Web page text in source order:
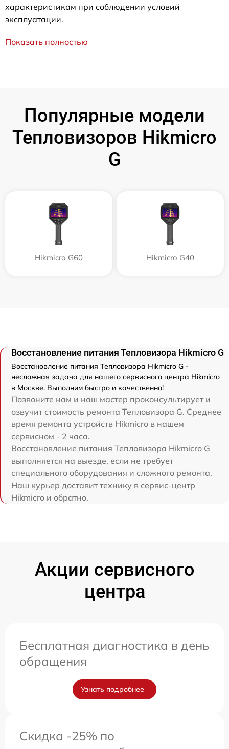
характеристикам при соблюдении условий
эксплуатации.
Показать полностью
Популярные модели
Тепловизоров Hikmicro
G
Hikmicro G60 Hikmicro G40
Восстановление питания Тепловизора Hikmicro G
Восстановление питания Тепловизора Hikmicro G -
несложная задача для нашего сервисного центра Hikmicro
в Москве. Выполним быстро и качественно!
Позвоните нам и наш мастер проконсультирует и
озвучит стоимость ремонта Тепловизора G. Среднее
время ремонта устройств Hikmicro в нашем
сервисном - 2 часа.
Восстановление питания Тепловизора Hikmicro G
выполняется на выезде, если не требует
специального оборудования и сложного ремонта.
Наш курьер доставит технику в сервис-центр
Hikmicro и обратно.
Акции сервисного
центра
Бесплатная диагностика в день
обращения
Узнать подробнее
Скидка -25% по